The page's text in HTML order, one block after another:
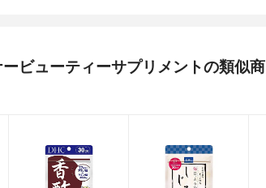
ビューティーサプリメントの類似商